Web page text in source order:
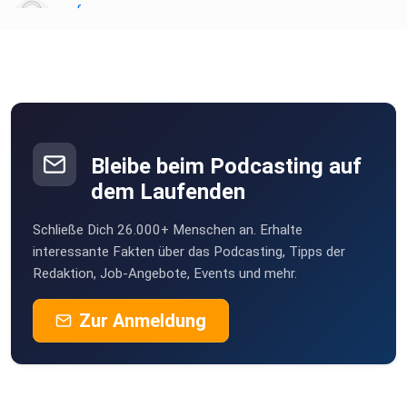
Zur Homepage von Verena: verenaweber.de
Zum LinkedIn-Profil von Christian:
sfenn
Bleibe beim Podcasting auf
dem Laufenden
Schließe Dich 26.000+ Menschen an. Erhalte
interessante Fakten über das Podcasting, Tipps der
Redaktion, Job-Angebote, Events und mehr.
Zur Anmeldung